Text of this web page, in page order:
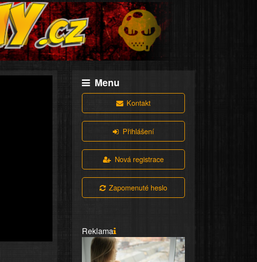
Menu
Kontakt
Přihlášení
Nová registrace
Zapomenuté heslo
Reklama